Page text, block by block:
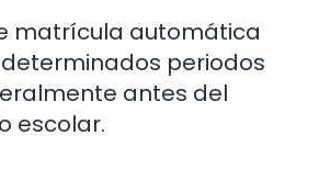
matrícula automática
periodos
antes del
escolar.